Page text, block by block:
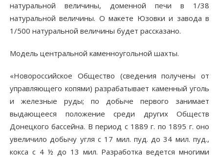
натуральной величины, доменной печи в 1/38
натуральной величины. О макете Юзовки и завода в
1/500 натуральной величины будет рассказано.
Модель центральной каменноугольной шахты.
«Новороссийское Общество (сведения получены от
управляющего копями) разрабатывает каменный уголь
и железные руды; по добыче первого занимает
выдающееся положение среди других Обществ
Донецкого бассейна. В период с 1889 г. по 1895 г. оно
увеличило добычу угля с 17 мил. пуд. до 34 мил. пуд.,
кокса с 4 ½ до 13 мил. Разработка ведется многими